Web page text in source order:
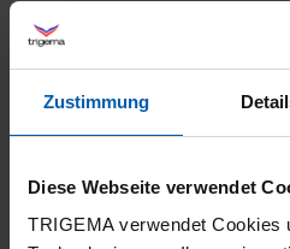
Zustimmung
Diese Webseite verwendet
TRIGEMA verwendet Cookies
waistband
from 82,40 €